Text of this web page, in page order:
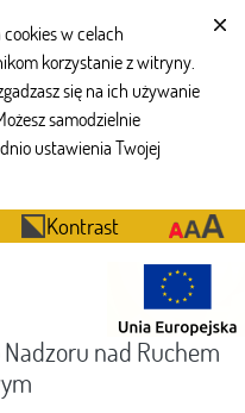
w celach
korzystanie z witryny.
się na ich używanie
samodzielnie
ustawienia Twojej
Kontrast
nad Ruchem